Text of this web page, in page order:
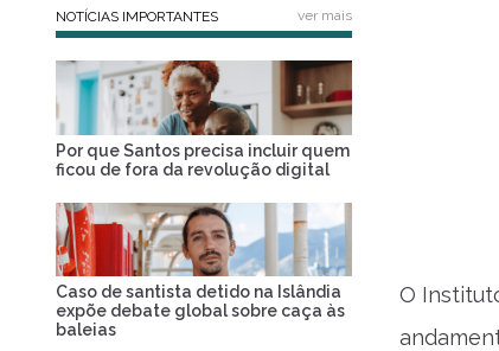
O
NOTÍCIAS IMPORTANTES ver mais
Por que Santos precisa incluir quem
ficou de fora da revolução digital
Caso de santista detido na Islândia
expõe debate global sobre caça às
baleias